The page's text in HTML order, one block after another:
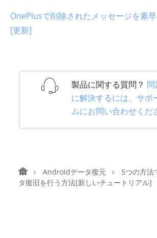
OnePlusで削除されたメッセージを素
[更新]
製品に関する質問？
に解決するには、サポ
ムにお問い合わせくだ
Androidデータ復元
5つの方法
タ復旧を行う方法[新しいチュートリアル]